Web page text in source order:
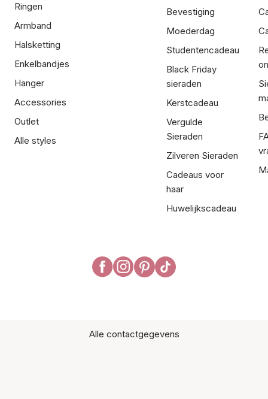
Ringen
Armband
Halsketting
Enkelbandjes
Hanger
Accessories
Outlet
Alle styles
Bevestiging
Moederdag
Studentencadeau
Black Friday
sieraden
Kerstcadeau
Vergulde
Sieraden
Zilveren Sieraden
Cadeaus voor
haar
Huwelijkscadeau
Alle contactgegevens